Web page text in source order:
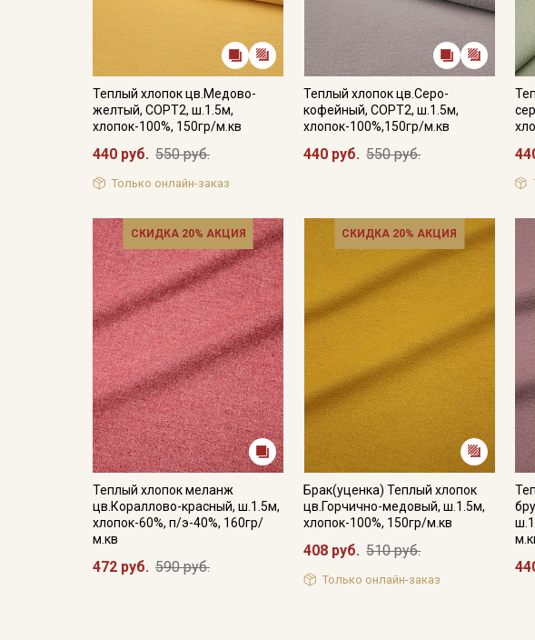
Теплый хлопок цв.Медово-
желтый, СОРТ2, ш.1.5м,
хлопок-100%, 150гр/м.кв
440 руб. 550 руб.
Только онлайн-заказ
Теплый хлопок цв.Серо-
кофейный, СОРТ2, ш.1.5м,
хлопок-100%,150гр/м.кв
440 руб. 550 руб.
СКИДКА 20% АКЦИЯ
Теплый хлопок меланж
цв.Кораллово-красный, ш.1.5м,
хлопок-60%, п/э-40%, 160гр/
м.кв
472 руб. 590 руб.
СКИДКА 20% АКЦИЯ
Брак(уценка) Теплый хлопок
цв.Горчично-медовый, ш.1.5м,
хлопок-100%, 150гр/м.кв
408 руб. 510 руб.
Только онлайн-заказ
Электронная
данных
и даю
данных
Даю